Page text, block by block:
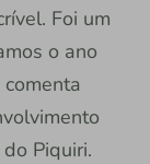
Foi um
o ano
Piquiri.